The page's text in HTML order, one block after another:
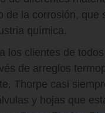
de la corrosión,
química.
los clientes de
de arreglos
Thorpe casi
y hojas que